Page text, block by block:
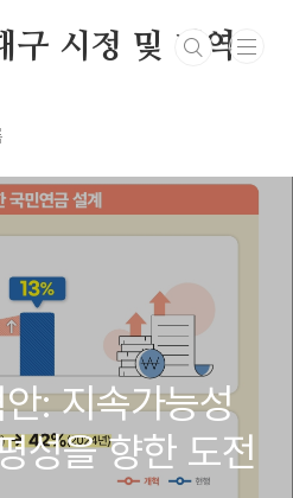
구 시정 및 지역
: 지속가능성
성을 향한 도전